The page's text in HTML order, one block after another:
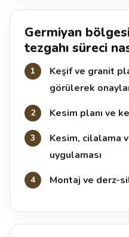
Germiyan
tezgahı süreci
Keşif ve granit
görülerek
Kesim planı ve
Kesim, cilalama
uygulaması
Montaj ve derz-